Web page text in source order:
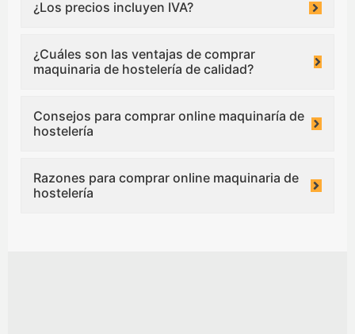
¿Los precios incluyen IVA?
¿Cuáles son las ventajas de comprar
maquinaria de hostelería de calidad?
Consejos para comprar online maquinaría de
hostelería
Razones para comprar online maquinaria de
hostelería